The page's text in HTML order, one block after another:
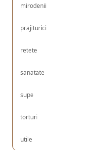
mirodenii
prajiturici
retete
sanatate
supe
torturi
utile